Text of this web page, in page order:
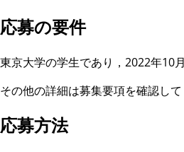
応募の要件
東京大学の学生であり，2022年10
その他の詳細は募集要項を確認して
応募方法